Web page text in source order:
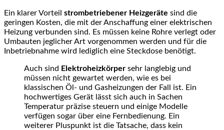
Ein klarer Vorteil strombetriebener Heizgeräte sind die
geringen Kosten, die mit der Anschaffung einer elektrischen
Heizung verbunden sind. Es müssen keine Rohre verlegt oder
Umbauten jeglicher Art vorgenommen werden und für die
Inbetriebnahme wird lediglich eine Steckdose benötigt.
Auch sind Elektroheizkörper sehr langlebig und
müssen nicht gewartet werden, wie es bei
klassischen Öl- und Gasheizungen der Fall ist. Ein
hochwertiges Gerät lässt sich auch in Sachen
Temperatur präzise steuern und einige Modelle
verfügen sogar über eine Fernbedienung. Ein
weiterer Pluspunkt ist die Tatsache, dass kein